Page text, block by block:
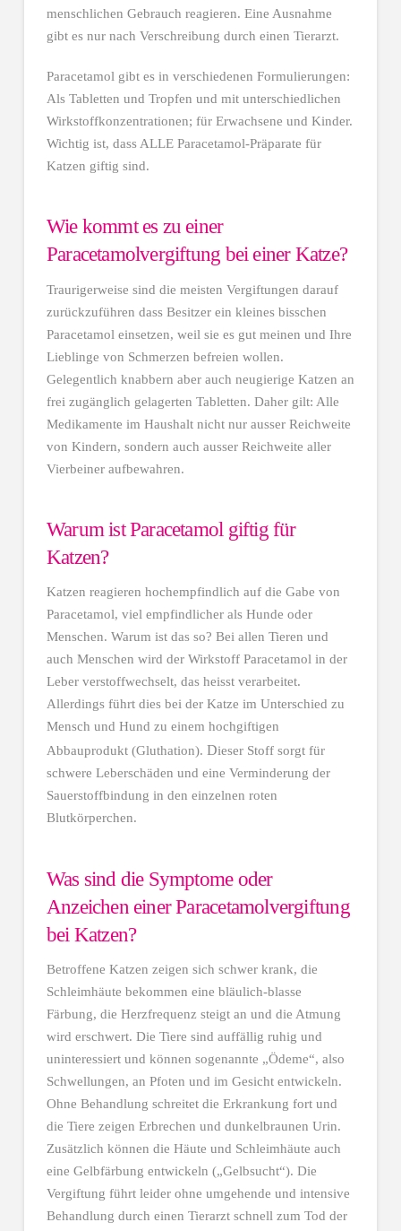
menschlichen Gebrauch reagieren. Eine Ausnahme
gibt es nur nach Verschreibung durch einen Tierarzt.
Paracetamol gibt es in verschiedenen Formulierungen:
Als Tabletten und Tropfen und mit unterschiedlichen
Wirkstoffkonzentrationen; für Erwachsene und Kinder.
Wichtig ist, dass ALLE Paracetamol-Präparate für
Katzen giftig sind.
Wie kommt es zu einer
Paracetamolvergiftung bei einer Katze?
Traurigerweise sind die meisten Vergiftungen darauf
zurückzuführen dass Besitzer ein kleines bisschen
Paracetamol einsetzen, weil sie es gut meinen und Ihre
Lieblinge von Schmerzen befreien wollen.
Gelegentlich knabbern aber auch neugierige Katzen an
frei zugänglich gelagerten Tabletten. Daher gilt: Alle
Medikamente im Haushalt nicht nur ausser Reichweite
von Kindern, sondern auch ausser Reichweite aller
Vierbeiner aufbewahren.
Warum ist Paracetamol giftig für
Katzen?
Katzen reagieren hochempfindlich auf die Gabe von
Paracetamol, viel empfindlicher als Hunde oder
Menschen. Warum ist das so? Bei allen Tieren und
auch Menschen wird der Wirkstoff Paracetamol in der
Leber verstoffwechselt, das heisst verarbeitet.
Allerdings führt dies bei der Katze im Unterschied zu
Mensch und Hund zu einem hochgiftigen
Abbauprodukt (Gluthation). Dieser Stoff sorgt für
schwere Leberschäden und eine Verminderung der
Sauerstoffbindung in den einzelnen roten
Blutkörperchen.
Was sind die Symptome oder
Anzeichen einer Paracetamolvergiftung
bei Katzen?
Betroffene Katzen zeigen sich schwer krank, die
Schleimhäute bekommen eine bläulich-blasse
Färbung, die Herzfrequenz steigt an und die Atmung
wird erschwert. Die Tiere sind auffällig ruhig und
uninteressiert und können sogenannte „Ödeme“, also
Schwellungen, an Pfoten und im Gesicht entwickeln.
Ohne Behandlung schreitet die Erkrankung fort und
die Tiere zeigen Erbrechen und dunkelbraunen Urin.
Zusätzlich können die Häute und Schleimhäute auch
eine Gelbfärbung entwickeln („Gelbsucht“). Die
Vergiftung führt leider ohne umgehende und intensive
Behandlung durch einen Tierarzt schnell zum Tod der